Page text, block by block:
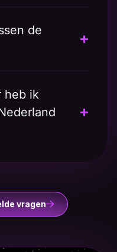
de
heb ik
vragen